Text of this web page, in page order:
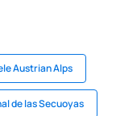
Austrian Alps
de las Secuoyas